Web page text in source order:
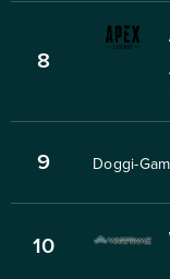
8
9 Doggi-
10